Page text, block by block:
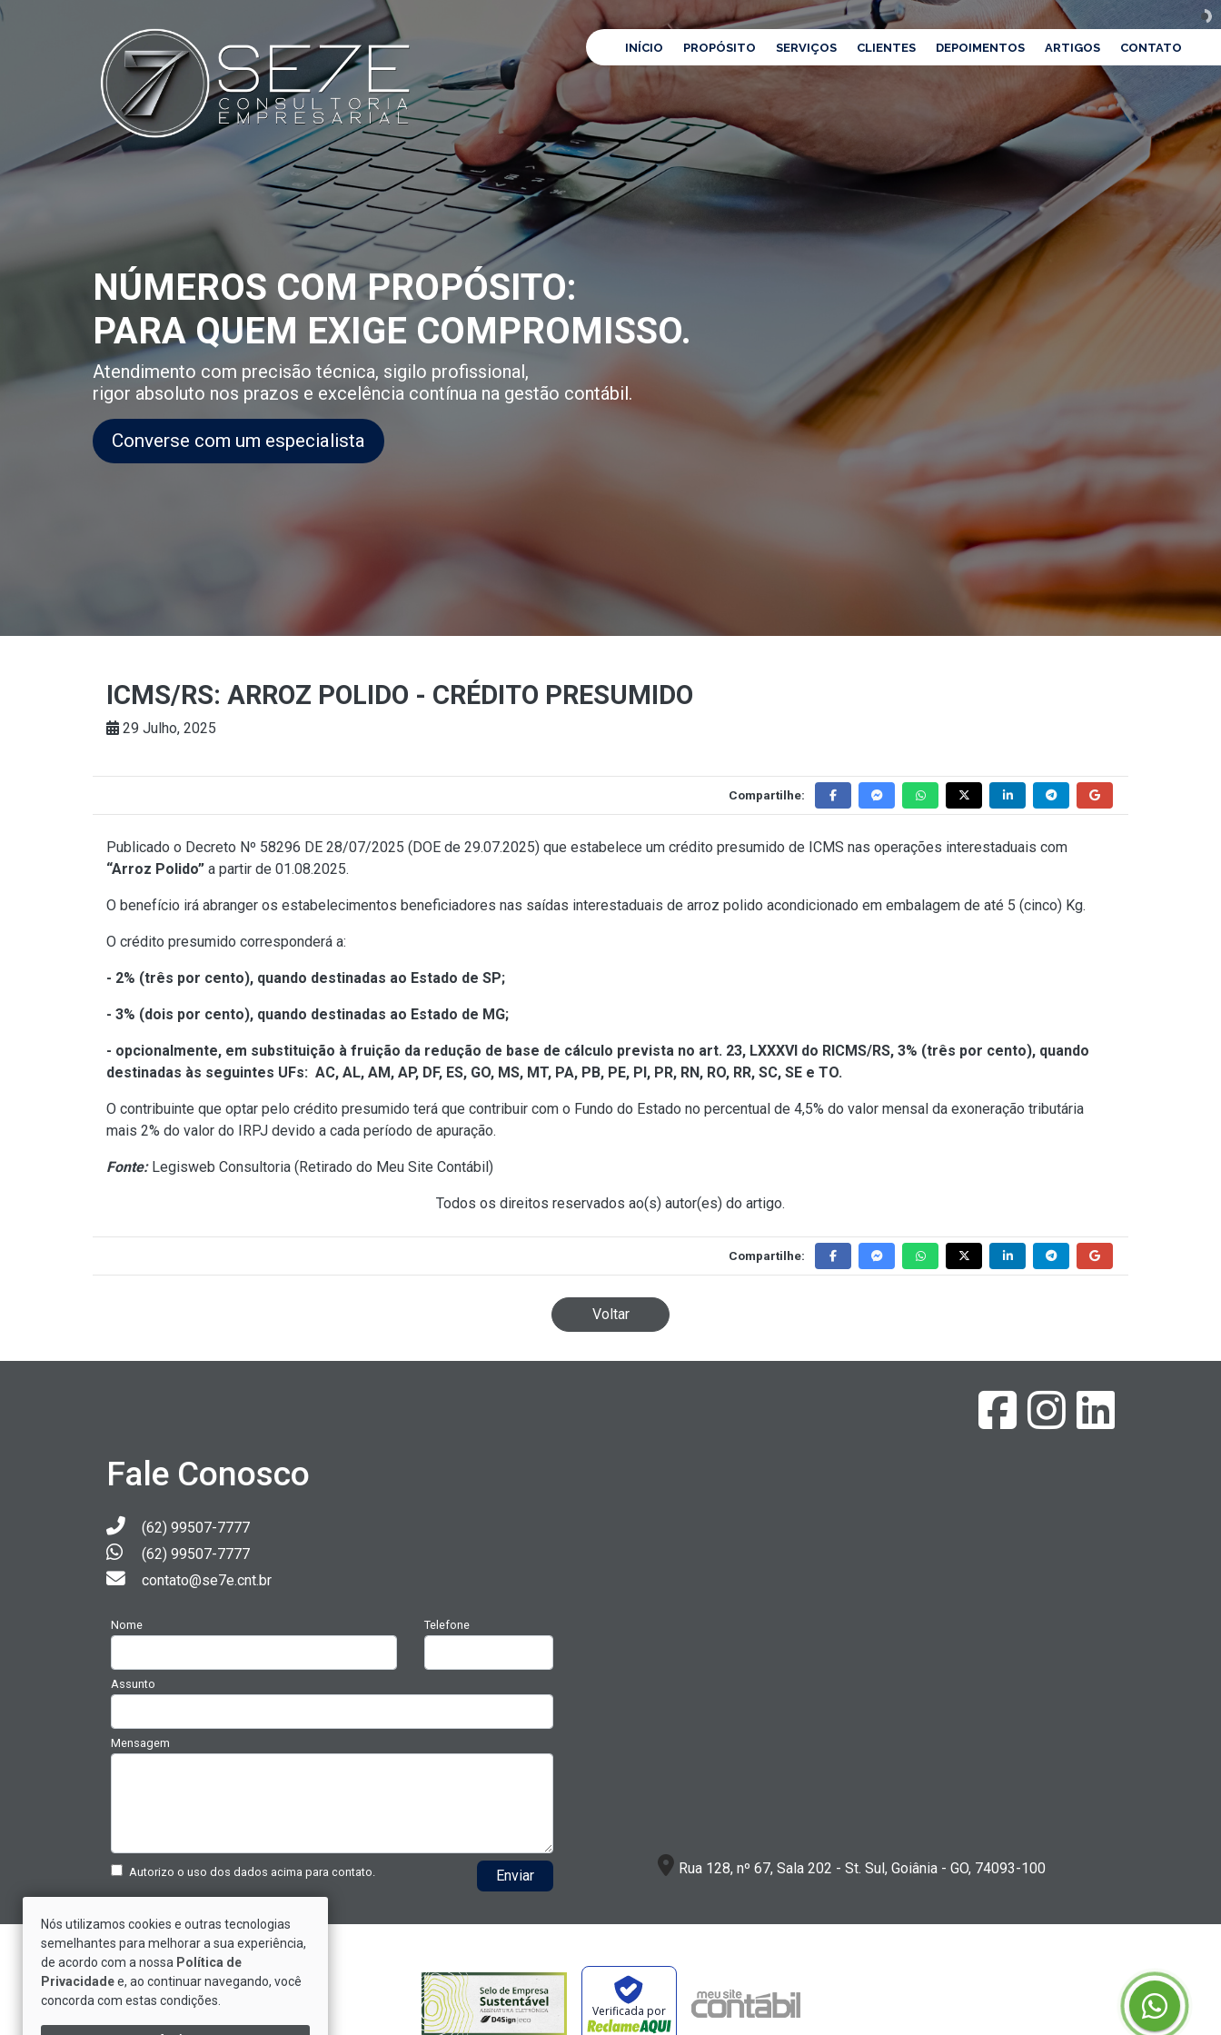
INÍCIO PROPÓSITO SERVIÇOS CLIENTES DEPOIMENTOS ARTIGOS CONTATO
NÚMEROS COM PROPÓSITO:
PARA QUEM EXIGE COMPROMISSO.
Atendimento com precisão técnica, sigilo profissional,
rigor absoluto nos prazos e excelência contínua na gestão contábil.
Converse com um especialista
ICMS/RS: ARROZ POLIDO - CRÉDITO PRESUMIDO
29 Julho, 2025
Compartilhe:
Publicado o Decreto Nº 58296 DE 28/07/2025 (DOE de 29.07.2025) que estabelece um crédito presumido de ICMS nas operações interestaduais com
“Arroz Polido” a partir de 01.08.2025.
O benefício irá abranger os estabelecimentos beneficiadores nas saídas interestaduais de arroz polido acondicionado em embalagem de até 5 (cinco) Kg.
O crédito presumido corresponderá a:
- 2% (três por cento), quando destinadas ao Estado de SP;
- 3% (dois por cento), quando destinadas ao Estado de MG;
- opcionalmente, em substituição à fruição da redução de base de cálculo prevista no art. 23, LXXXVI do RICMS/RS, 3% (três por cento), quando
destinadas às seguintes UFs: AC, AL, AM, AP, DF, ES, GO, MS, MT, PA, PB, PE, PI, PR, RN, RO, RR, SC, SE e TO.
O contribuinte que optar pelo crédito presumido terá que contribuir com o Fundo do Estado no percentual de 4,5% do valor mensal da exoneração tributária
mais 2% do valor do IRPJ devido a cada período de apuração.
Fonte:Legisweb Consultoria (Retirado do Meu Site Contábil)
Todos os direitos reservados ao(s) autor(es) do artigo.
Compartilhe:
Voltar
Fale Conosco
(62) 99507-7777
(62) 99507-7777
contato@se7e.cnt.br
Nome Telefone
Assunto
Mensagem
Autorizo o uso dos dados acima para contato. Enviar Rua 128, nº 67, Sala 202 - St. Sul, Goiânia - GO, 74093-100
Saiba Mais Sobre Nós
Depoimentos de Clientes
Trabalhe Conosco
Verificada por
Nós utilizamos cookies e outras tecnologias
semelhantes para melhorar a sua experiência,
de acordo com a nossa Política de
Privacidadee, ao continuar navegando, você
concorda com estas condições.